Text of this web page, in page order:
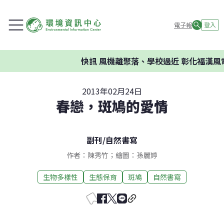
電子報 登入
快訊風機離聚落、學校過近 彰化福漢風
2013年02月24日
春戀，斑鳩的愛情
副刊/自然書寫
作者：陳秀竹；繪圖：孫麗婷
生物多樣性 生態保育 斑鳩 自然書寫